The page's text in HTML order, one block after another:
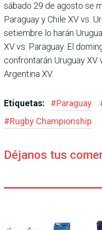
sábado 29 de agosto se
Paraguay y Chile XV vs.
setiembre lo harán
XV vs. Paraguay. El
confrontarán Uruguay XV
Argentina XV.
Etiquetas: #Paraguay
#Rugby Champions­hip
Déjanos tus